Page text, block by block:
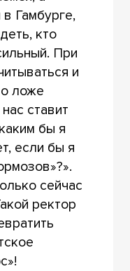
Гамбурге,
кто
При
и
ложе
ставит
бы я
если бы я
сейчас
ректор